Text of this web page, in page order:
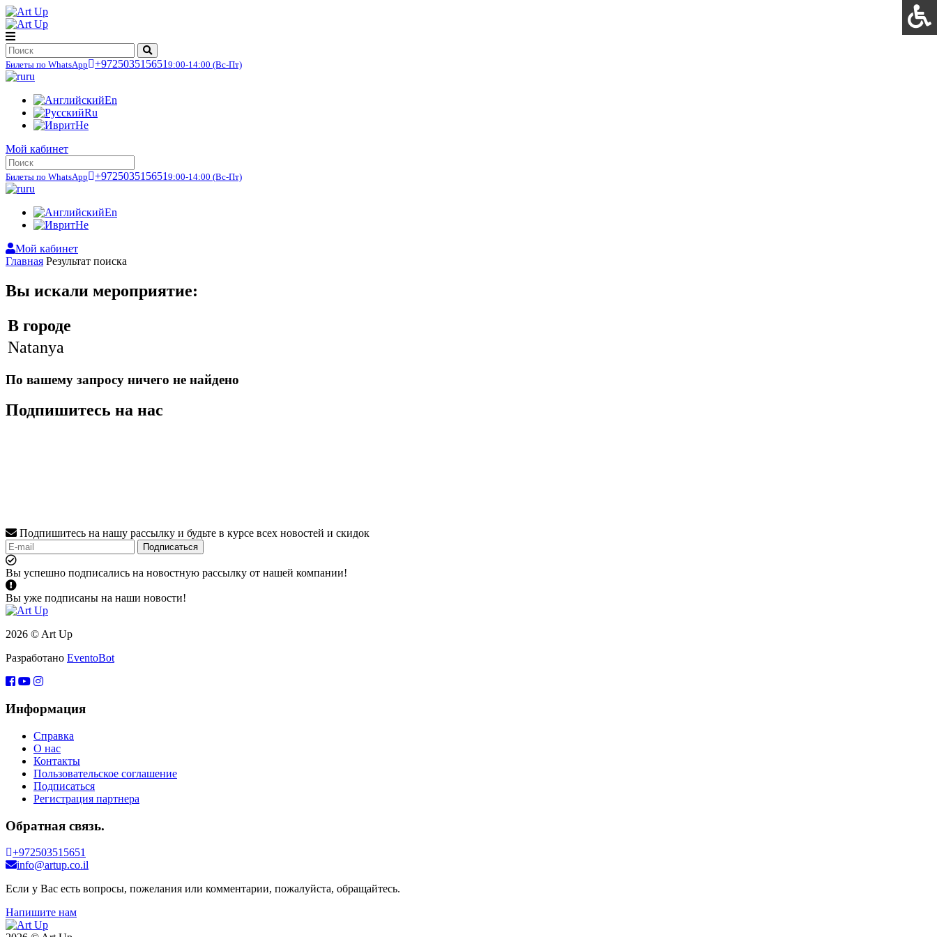
Билеты по WhatsApp +972503515651 9:00-14:00 (Вс-Пт)
ru
En
Ru
He
Мой кабинет
Билеты по WhatsApp +972503515651 9:00-14:00 (Вс-Пт)
ru
En
He
Мой кабинет
Главная Результат поиска
Вы искали мероприятие:
В городе
Natanya
По вашему запросу ничего не найдено
Подпишитесь на нас
Подпишитесь на нашу рассылку и будьте в курсе всех новостей и скидок
Подписаться
Вы успешно подписались на новостную рассылку от нашей компании!
Вы уже подписаны на наши новости!
2026 © Art Up
Разработано EventoBot
Информация
Справка
О нас
Контакты
Пользовательское соглашение
Подписаться
Регистрация партнера
Обратная связь.
+972503515651
info@artup.co.il
Если у Вас есть вопросы, пожелания или комментарии, пожалуйста, обращайтесь.
Напишите нам